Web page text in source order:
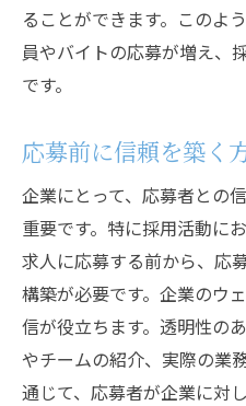
ることができます。このよ
員やバイトの応募が増え、
です。
応募前に信頼を築く
企業にとって、応募者との
重要です。特に採用活動に
求人に応募する前から、応
構築が必要です。企業のウ
信が役立ちます。透明性の
やチームの紹介、実際の業
通じて、応募者が企業に対